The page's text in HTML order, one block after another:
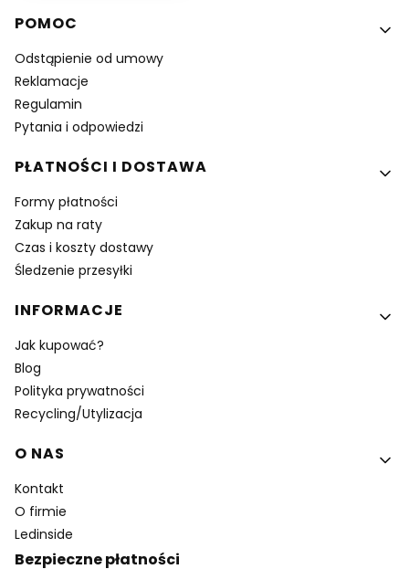
Linki w stopce
POMOC
Odstąpienie od umowy
Reklamacje
Regulamin
Pytania i odpowiedzi
PŁATNOŚCI I DOSTAWA
Formy płatności
Zakup na raty
Czas i koszty dostawy
Śledzenie przesyłki
INFORMACJE
Jak kupować?
Blog
Polityka prywatności
Recycling/Utylizacja
O NAS
Kontakt
O firmie
Ledinside
Bezpieczne płatności